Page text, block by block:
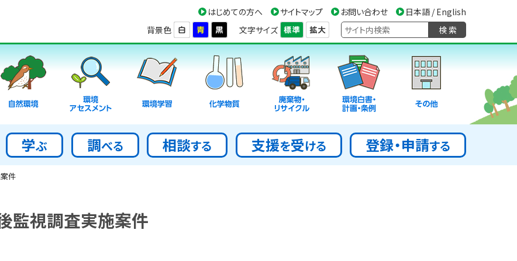
はじめての方へ サイトマップ お問い合わせ
日本語 / English
背景色
文字サイズ 検 索
自然環境
アセスメント
環境学習 化学物質
廃棄物・
リサイクル
環境白書・
計画・条例
その他
学ぶ 調べる 相談する 支援を受ける 登録・申請する
件
監視調査実施案件